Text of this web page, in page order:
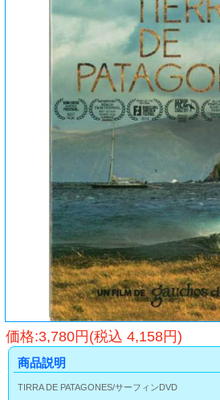
価格:3,780円(税込 4,158円)
商品説明
TIRRA DE PATAGONES/サーフィンDVD